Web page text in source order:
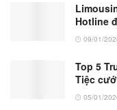
Hotline
09/01/
Top 5
Tiệc
05/01/